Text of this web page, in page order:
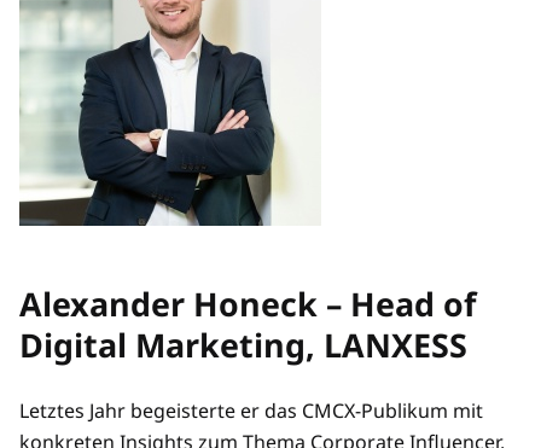
Alexander Honeck – Head of
Digital Marketing, LANXESS
Letztes Jahr begeisterte er das CMCX-Publikum mit
konkreten Insights zum Thema Corporate Influencer,